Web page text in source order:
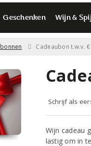
Geschenken Wijn &
Cadeaubon t.w.v.
Schrijf als
Wijn cadeau
lastig om in